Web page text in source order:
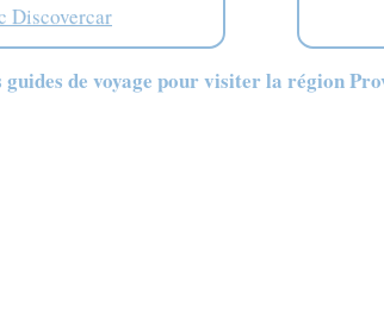
Discovercar
guides de voyage pour visiter la région